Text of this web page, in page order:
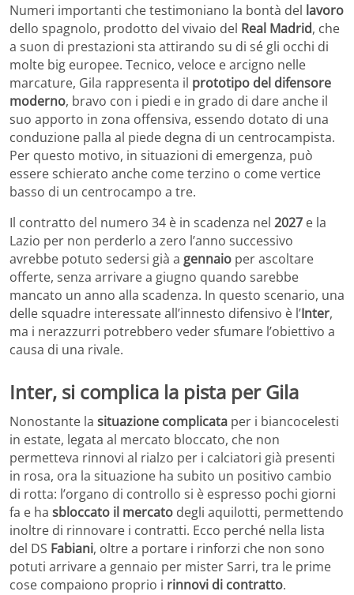
Numeri importanti che testimoniano la bontà del lavoro
dello spagnolo, prodotto del vivaio del Real Madrid, che
a suon di prestazioni sta attirando su di sé gli occhi di
molte big europee. Tecnico, veloce e arcigno nelle
marcature, Gila rappresenta il prototipo del difensore
moderno, bravo con i piedi e in grado di dare anche il
suo apporto in zona offensiva, essendo dotato di una
conduzione palla al piede degna di un centrocampista.
Per questo motivo, in situazioni di emergenza, può
essere schierato anche come terzino o come vertice
basso di un centrocampo a tre.
Il contratto del numero 34 è in scadenza nel 2027 e la
Lazio per non perderlo a zero l’anno successivo
avrebbe potuto sedersi già a gennaio per ascoltare
offerte, senza arrivare a giugno quando sarebbe
mancato un anno alla scadenza. In questo scenario, una
delle squadre interessate all’innesto difensivo è l’Inter,
ma i nerazzurri potrebbero veder sfumare l’obiettivo a
causa di una rivale.
Inter, si complica la pista per Gila
Nonostante la situazione complicata per i biancocelesti
in estate, legata al mercato bloccato, che non
permetteva rinnovi al rialzo per i calciatori già presenti
in rosa, ora la situazione ha subito un positivo cambio
di rotta: l’organo di controllo si è espresso pochi giorni
fa e ha sbloccato il mercato degli aquilotti, permettendo
inoltre di rinnovare i contratti. Ecco perché nella lista
del DS Fabiani, oltre a portare i rinforzi che non sono
potuti arrivare a gennaio per mister Sarri, tra le prime
cose compaiono proprio i rinnovi di contratto.